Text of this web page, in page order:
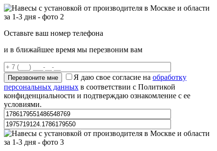
Оставьте ваш номер телефона
и в ближайшее время мы перезвоним вам
Я даю свое согласие на обработку
персональных данных в соответствии с Политикой
конфиденциальности и подтверждаю ознакомление с ее
условиями.